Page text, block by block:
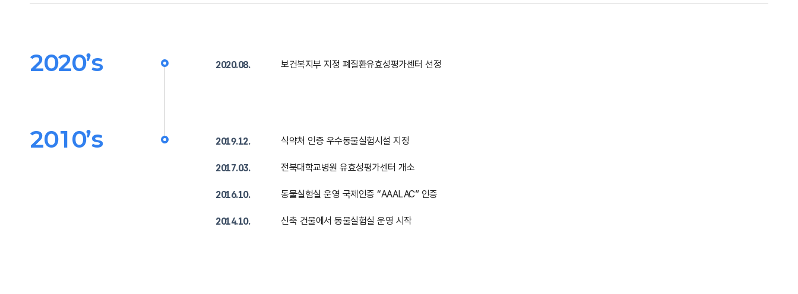
2020’s 2020.08. 보건복지부 지정 폐질환유효성평가센터 선정
2010’s 2019.12. 식약처 인증 우수동물실험시설 지정
2017.03. 전북대학교병원 유효성평가센터 개소
2016.10. 동물실험실 운영 국제인증 “AAALAC” 인증
2014.10. 신축 건물에서 동물실험실 운영 시작